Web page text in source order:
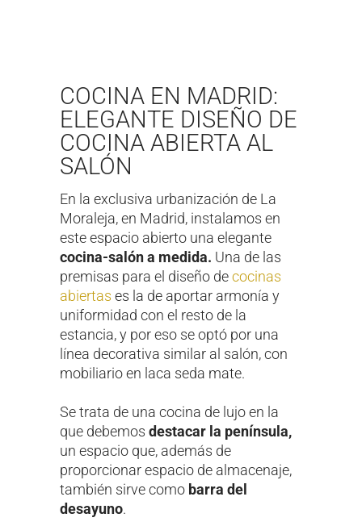
COCINA EN MADRID:
ELEGANTE DISEÑO DE
COCINA ABIERTA AL
SALÓN
En la exclusiva urbanización de La
Moraleja, en Madrid, instalamos en
este espacio abierto una elegante
cocina-salón a medida. Una de las
premisas para el diseño decocinas
abiertas es la de aportar armonía y
uniformidad con el resto de la
estancia, y por eso se optó por una
línea decorativa similar al salón, con
mobiliario en laca seda mate.
Se trata de una cocina de lujo en la
que debemos destacar la península,
un espacio que, además de
proporcionar espacio de almacenaje,
también sirve como barra del
desayuno.